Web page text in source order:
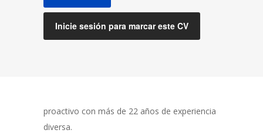
Inicie sesión para marcar este CV
proactivo con más de 22 años de experiencia
diversa.